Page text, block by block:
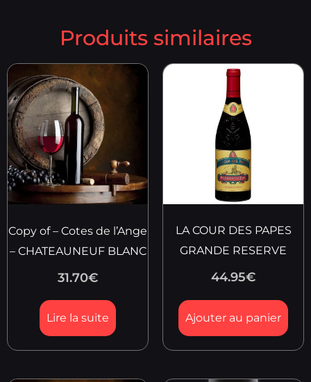
Produits similaires
Copy of – Cotes de l’Ange
– CHATEAUNEUF BLANC
31.70€
Lire la suite
LA COUR DES PAPES
GRANDE RESERVE
44.95€
Ajouter au panier